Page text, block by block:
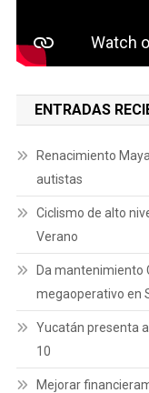
ENTRADAS
Renacimiento
autistas
Ciclismo de alto
Verano
Da mantenimiento
megaoperativo en
Yucatán presenta
10
Mejorar